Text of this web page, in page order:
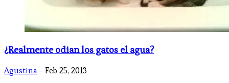
¿Realmente odian los gatos el agua?
Agustina - Feb 25, 2013